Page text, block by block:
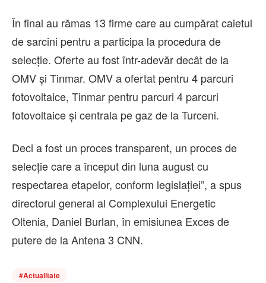
În final au rămas 13 firme care au cumpărat caietul
de sarcini pentru a participa la procedura de
selecție. Oferte au fost într-adevăr decât de la
OMV și Tinmar. OMV a ofertat pentru 4 parcuri
fotovoltaice, Tinmar pentru parcuri 4 parcuri
fotovoltaice și centrala pe gaz de la Turceni.
Deci a fost un proces transparent, un proces de
selecție care a început din luna august cu
respectarea etapelor, conform legislației”, a spus
directorul general al Complexului Energetic
Oltenia, Daniel Burlan, în emisiunea Exces de
putere de la Antena 3 CNN.
#Actualitate